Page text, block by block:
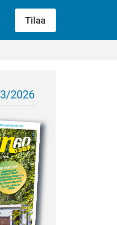
Tilaa
3/2026